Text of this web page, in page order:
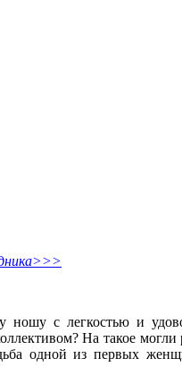
с легкостью и
На такое
одной из первых